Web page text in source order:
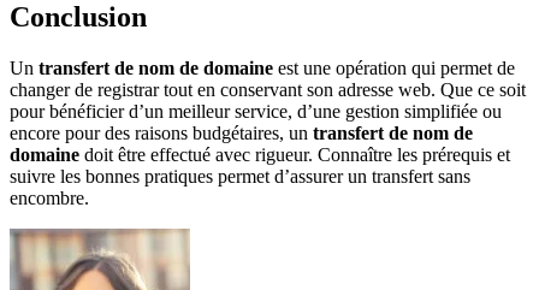
Conclusion
Un transfert de nom de domaine est une opération qui permet de
changer de registrar tout en conservant son adresse web. Que ce soit
pour bénéficier d’un meilleur service, d’une gestion simplifiée ou
encore pour des raisons budgétaires, un transfert de nom de
domaine doit être effectué avec rigueur. Connaître les prérequis et
suivre les bonnes pratiques permet d’assurer un transfert sans
encombre.